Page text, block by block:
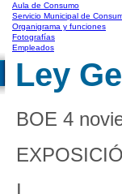
Aula de Consumo
Servicio Municipal de
Organigrama y funciones
Fotografías
Empleados
Ley
BOE 4